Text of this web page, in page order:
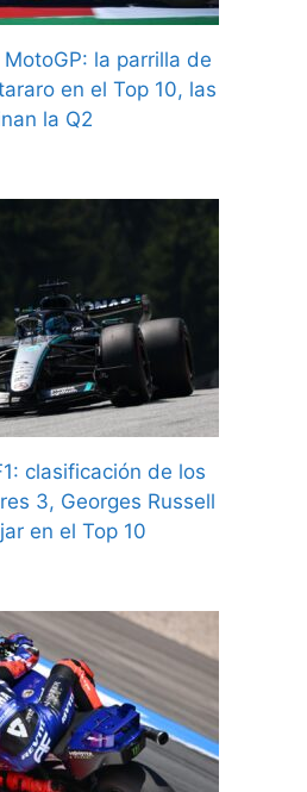
la parrilla de
en el Top 10, las
la Q2
clasificación de los
3, Georges Russell
en el Top 10